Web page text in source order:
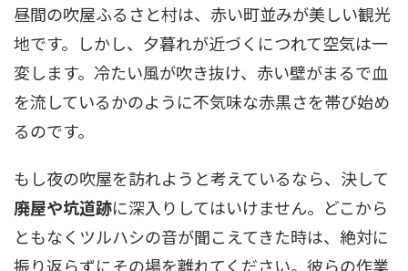
昼間の吹屋ふるさと村は、赤い町並みが美しい観光
地です。しかし、夕暮れが近づくにつれて空気は一
変します。冷たい風が吹き抜け、赤い壁がまるで血
を流しているかのように不気味な赤黒さを帯び始め
るのです。
もし夜の吹屋を訪れようと考えているなら、決して
廃屋や坑道跡に深入りしてはいけません。どこから
ともなくツルハシの音が聞こえてきた時は、絶対に
振り返らずにその場を離れてください。彼らの作業